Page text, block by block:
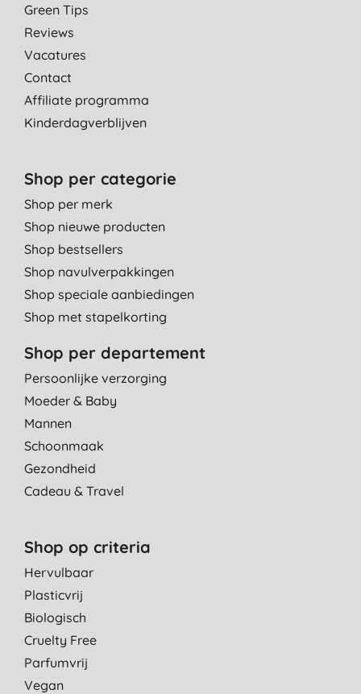
Green Tips
Reviews
Vacatures
Contact
Affiliate programma
Kinderdagverblijven
Shop per categorie
Shop per merk
Shop nieuwe producten
Shop bestsellers
Shop navulverpakkingen
Shop speciale aanbiedingen
Shop met stapelkorting
Shop per departement
Persoonlijke verzorging
Moeder & Baby
Mannen
Schoonmaak
Gezondheid
Cadeau & Travel
Shop op criteria
Hervulbaar
Plasticvrij
Biologisch
Cruelty Free
Parfumvrij
Vegan